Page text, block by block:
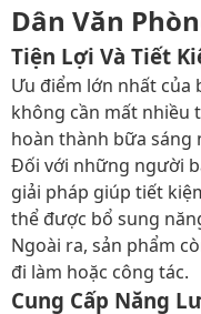
Dân Văn
Tiện Lợi Và Tiết
Ưu điểm lớn nhất của
không cần mất nhiều
hoàn thành bữa sáng
Đối với những người
giải pháp giúp tiết
thể được bổ sung
Ngoài ra, sản phẩm
đi làm hoặc công tác.
Cung Cấp Năng